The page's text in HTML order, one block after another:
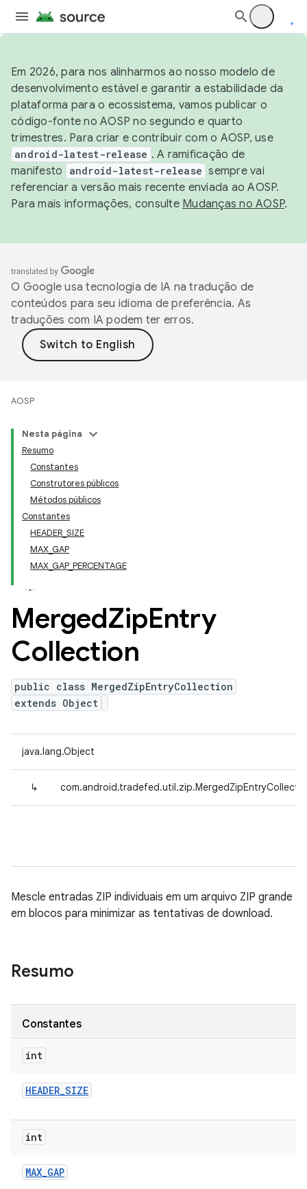
Em 2026, para nos alinharmos ao nosso modelo de
desenvolvimento estável e garantir a estabilidade da
plataforma para o ecossistema, vamos publicar o
código-fonte no AOSP no segundo e quarto
trimestres. Para criar e contribuir com o AOSP, use
android-latest-release . A ramificação de
manifesto
android-latest-release sempre vai
referenciar a versão mais recente enviada ao AOSP.
Para mais informações, consulte Mudanças no AOSP.
O Google usa tecnologia de IA na tradução de
conteúdos para seu idioma de preferência. As
traduções com IA podem ter erros.
AOSP
Nesta página
Resumo
Constantes
Construtores públicos
Métodos públicos
Constantes
HEADER_SIZE
MAX_GAP
MAX_GAP_PERCENTAGE
MergedZipEntry
Collection
public class MergedZipEntryCollection
extends Object
java.lang.Object
↳
Mescle entradas ZIP individuais em um arquivo ZIP grande
em blocos para minimizar as tentativas de download.
Resumo
Constantes
int
HEADER_SIZE
int
MAX_GAP